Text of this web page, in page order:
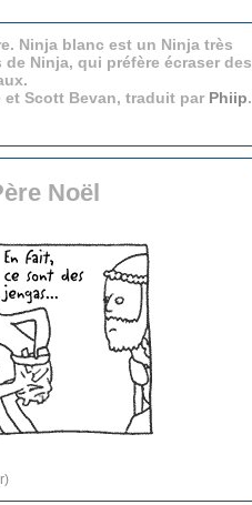
Ninja blanc est un Ninja très
Ninja, qui préfère écraser des
et Scott Bevan, traduit par Phiip.
Noël